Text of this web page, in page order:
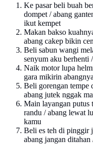
Ke pasar beli buah
dompet / abang
ikut kempet
Makan bakso
abang cakep bikin
Beli sabun wangi
senyum aku berhenti
Naik motor lupa
gara mikirin
Beli gorengan tempe
abang jutek nggak
Main layangan putus
randu / abang lewat
kamu
Beli es teh di pinggir
abang jangan